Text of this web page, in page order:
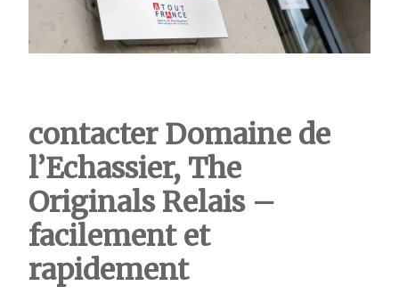
contacter Domaine de
l’Echassier, The
Originals Relais –
facilement et
rapidement